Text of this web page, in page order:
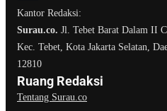
Kantor Redaksi:
Surau.co. Jl. Tebet Barat Dalam II
Kec. Tebet, Kota Jakarta Selatan,
12810
Ruang Redaksi
Tentang Surau.co